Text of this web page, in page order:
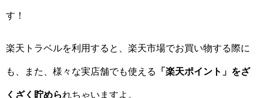
す！
楽天トラベルを利用すると、楽天市場でお買い物する際に
も、また、様々な実店舗でも使える 「楽天ポイント」をざ
くざく貯められちゃいますよ。